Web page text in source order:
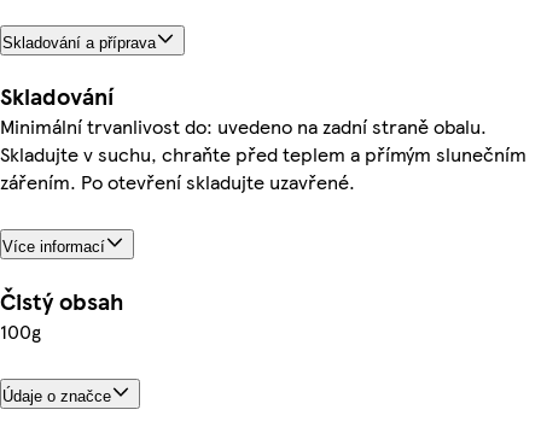
Skladování a příprava
Skladování
Minimální trvanlivost do: uvedeno na zadní straně obalu.
Skladujte v suchu, chraňte před teplem a přímým slunečním
zářením. Po otevření skladujte uzavřené.
Více informací
Čistý obsah
100g
Údaje o značce